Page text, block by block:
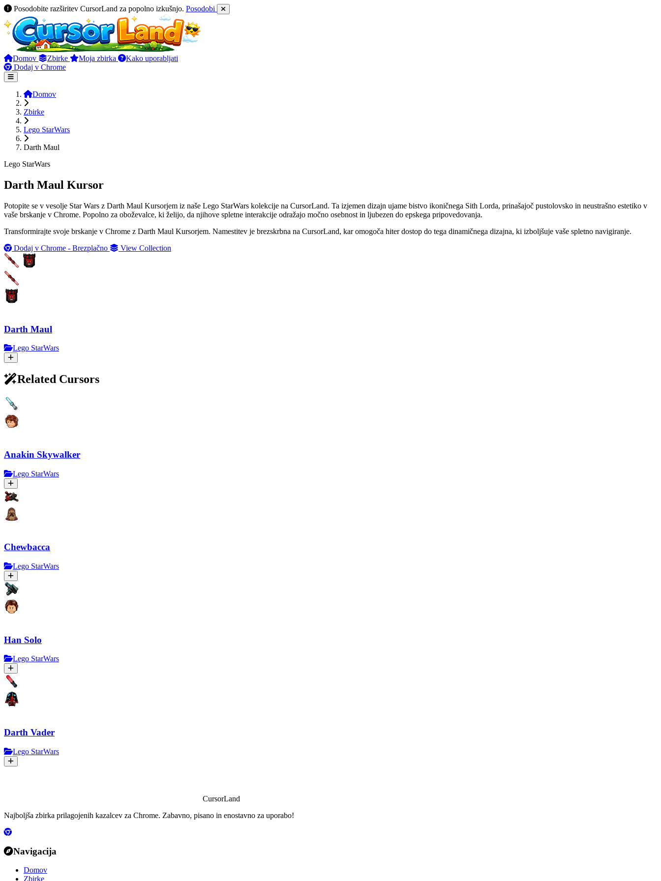
Posodobite razširitev CursorLand za popolno izkušnjo. Posodobi
Domov Zbirke Moja zbirka
Kako uporabljati
Dodaj v Chrome
Domov
Zbirke
Lego StarWars
Darth Maul
Lego StarWars
Darth Maul Kursor
Potopite se v vesolje Star Wars z Darth Maul Kursorjem iz naše Lego StarWars kolekcije na CursorLand. Ta izjemen dizajn ujame bistvo ikoničnega Sith Lorda, prinašajoč pustolovsko in neustrašno estetiko v
vaše brskanje v Chrome. Popolno za oboževalce, ki želijo, da njihove spletne interakcije odražajo močno osebnost in ljubezen do epskega pripovedovanja.
Transformirajte svoje brskanje v Chrome z Darth Maul Kursorjem. Namestitev je brezskrbna na CursorLand, kar omogoča hiter dostop do tega dinamičnega dizajna, ki izboljšuje vaše spletno navigiranje.
Dodaj v Chrome - Brezplačno
View Collection
Darth Maul
Lego StarWars
Related Cursors
Anakin Skywalker
Lego StarWars
Chewbacca
Lego StarWars
Han Solo
Lego StarWars
Darth Vader
Lego StarWars
CursorLand
Najboljša zbirka prilagojenih kazalcev za Chrome. Zabavno, pisano in enostavno za uporabo!
Navigacija
Domov
Zbirke